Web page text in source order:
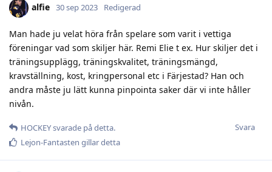
alfie 30 sep 2023 Redigerad
Man hade ju velat höra från spelare som varit i vettiga
föreningar vad som skiljer här. Remi Elie t ex. Hur skiljer det i
träningsupplägg, träningskvalitet, träningsmängd,
kravställning, kost, kringpersonal etc i Färjestad? Han och
andra måste ju lätt kunna pinpointa saker där vi inte håller
nivån.
Svara
HOCKEYsvarade på detta.
Lejon-Fantasten gillar detta